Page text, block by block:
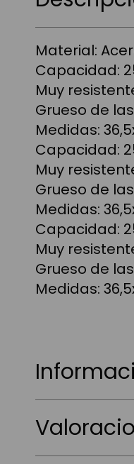
Material:
Capacidad:
Muy
Grueso de
Medidas:
Capacidad:
Muy
Grueso de
Medidas:
Capacidad:
Muy
Grueso de
Medidas: